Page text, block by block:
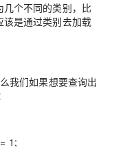
几个不同的类别，比
是通过类别去加载
我们如果想要查询出
1;